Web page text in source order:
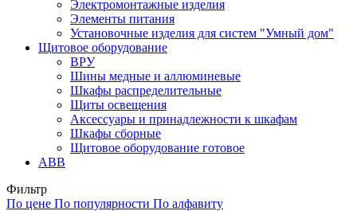
Электромонтажные изделия
Элементы питания
Установочные изделия для систем "Умный дом"
Щитовое оборудование
ВРУ
Шины медные и аллюминевые
Шкафы распределительные
Щиты освещения
Аксессуары и принадлежности к шкафам
Шкафы сборные
Щитовое оборудование готовое
ABB
Фильтр
По цене По популярности По алфавиту